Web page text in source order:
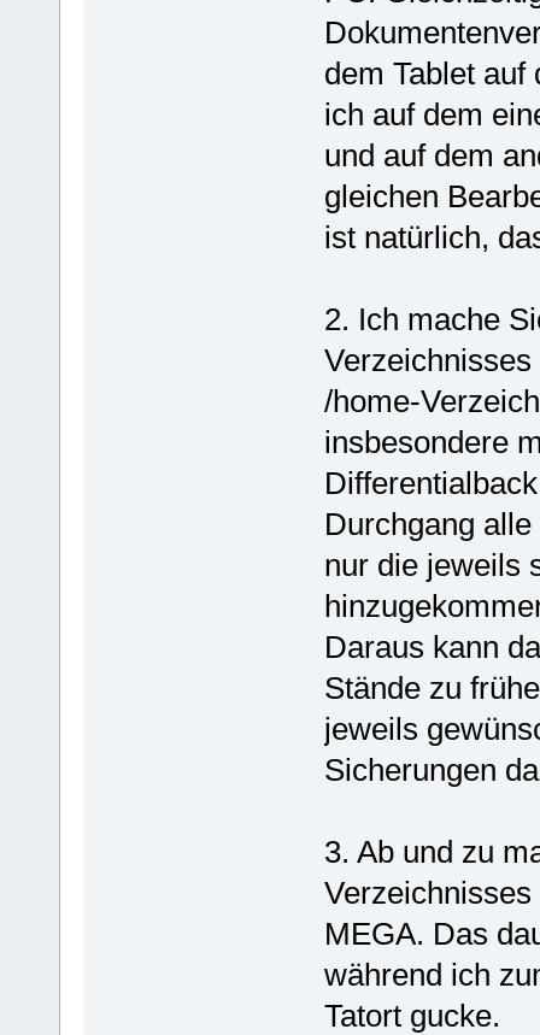
dem Tablet auf
ich auf dem
und auf dem
gleichen
ist natürlich,
2. Ich mache
/home-
insbesondere
Durchgang
nur die jeweils
Daraus kann
Stände zu
jeweils
Sicherungen
3. Ab und zu
MEGA. Das
während ich
Tatort gucke.